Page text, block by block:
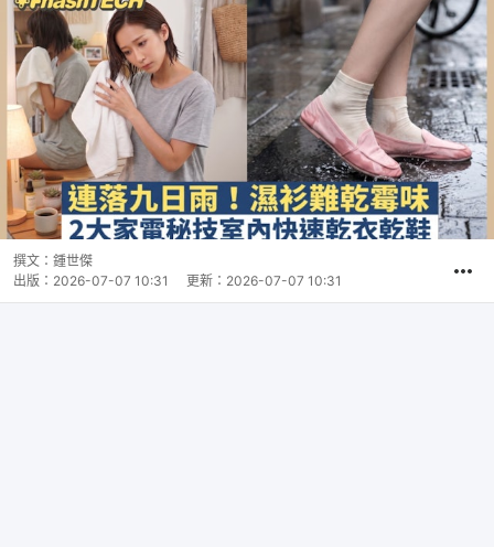
撰文： 鍾世傑
出版： 2026-07-07 10:31 更新： 2026-07-07 10:31